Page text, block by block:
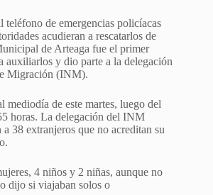
teléfono de emergencias policíacas
acudieran a rescatarlos de
de Arteaga fue el primer
auxiliarlos y dio parte a la delegación
Migración (INM).
mediodía de este martes, luego del
horas. La delegación del INM
38 extranjeros que no acreditan su
4 niños y 2 niñas, aunque no
dijo si viajaban solos o